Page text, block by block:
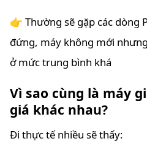
👉 Thường sẽ gặp các dòng
đứng, máy không mới
ở mức trung bình khá
Vì sao cùng là máy
giá khác nhau?
Đi thực tế nhiều sẽ thấy: